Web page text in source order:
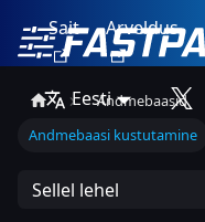
Sait Arveldus
EestiAndmebaasid
Andmebaasi kustutamine
Sellel lehel